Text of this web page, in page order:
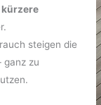
kürzere
steigen die
ganz zu